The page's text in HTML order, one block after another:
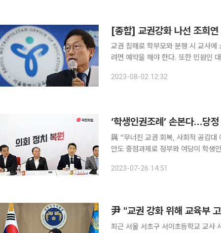
교권 침해로 학부모와 분쟁 시 교사에 소송지원 올해 2학기부터 학부모가 교사
려면 예약을 해야 한다. 또한 민원인
‘등교 정지’와 같은 학교장 권한을 부
2023-08-02 12:32
‘학생인권조례’ 손본다…당
與 “무너진 교권 회복, 사회적 공감대
안도 중점과제로 정부와 여당이 학생인권조례 중 교권 침해에 해당하는 조항을 개정하기로 했다. 또
2023-07-26 14:51
최근 서울 서초구 서이초등학교 교사